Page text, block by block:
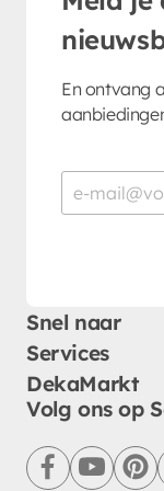
En ontvang
Snel naar
Services
DekaMarkt
Volg ons op
facebookyoutube